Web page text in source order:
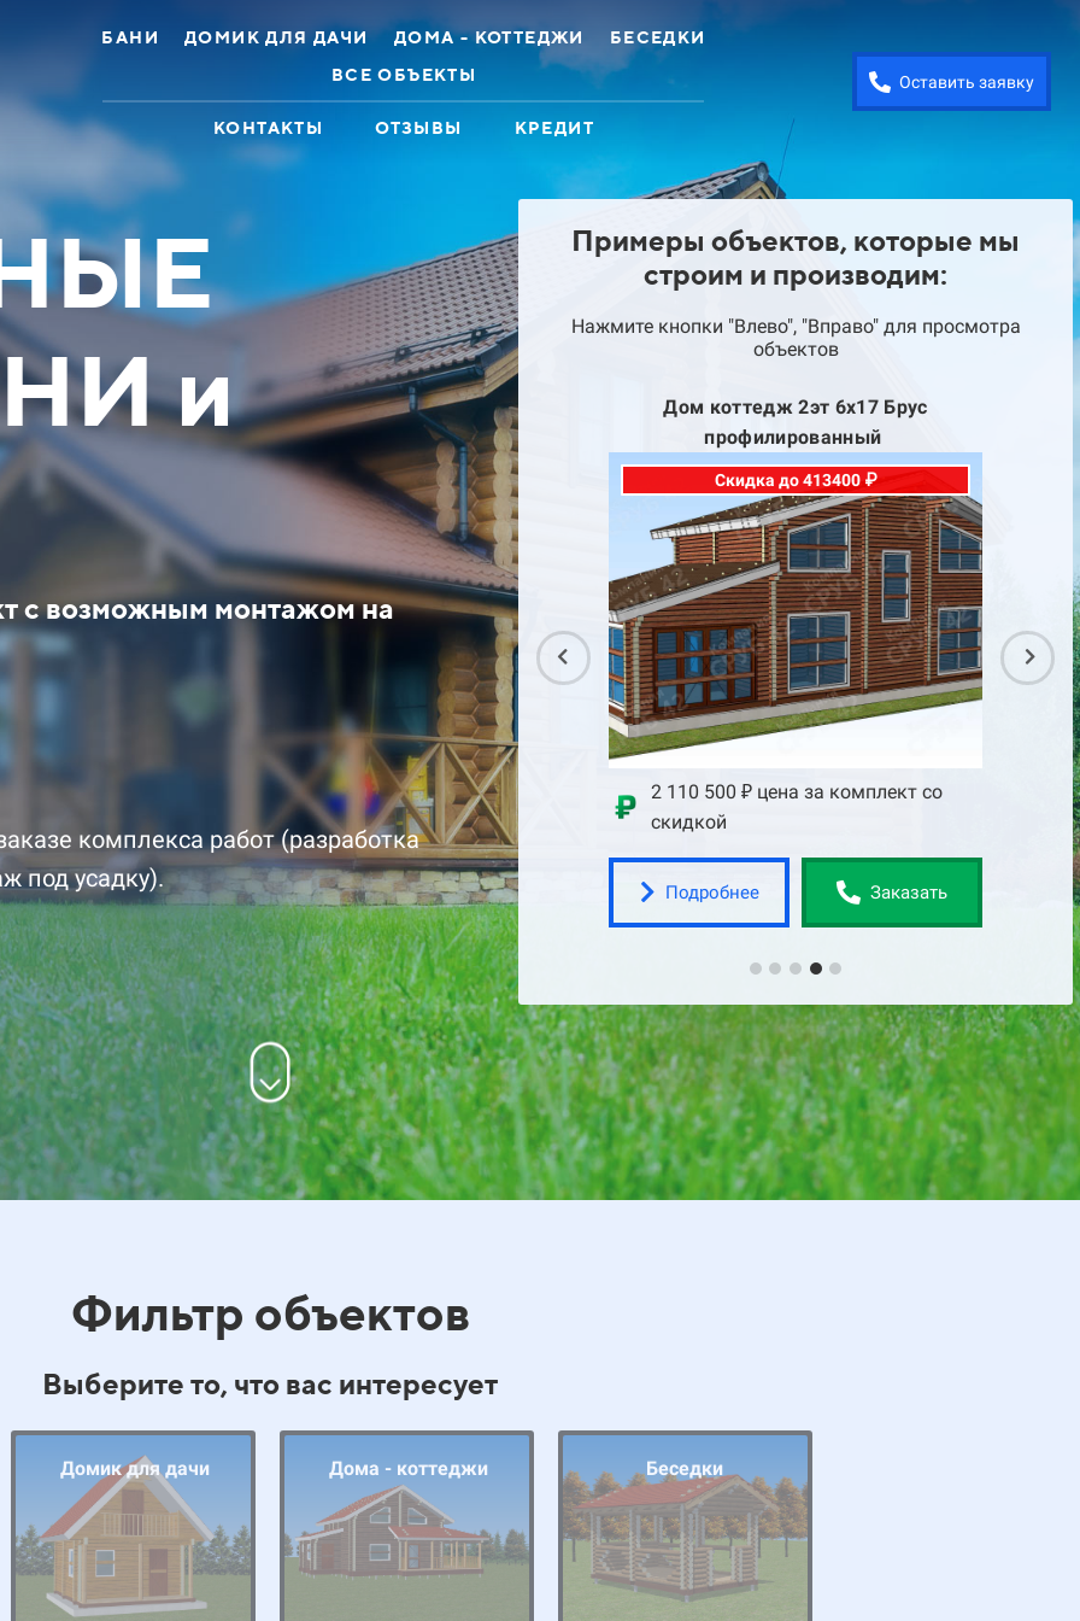
БАНИ ДОМИК ДЛЯ ДАЧИ ДОМА - КОТТЕДЖИ
БЕСЕДКИ
ВСЕ ОБЪЕКТЫ
КОНТАКТЫ ОТЗЫВЫ КРЕДИТ
Оставить заявку
и
с возможным монтажом на
комплекса работ (разработка
под усадку).
Примеры объектов, которые мы
строим и производим:
Нажмите кнопки "Влево", "Вправо" для просмотра
объектов
2эт 8х12 Брус
448100 ₽
за комплект со
Заказать
Дом коттедж 11х13
Оцилиндрованное бревно
Скидка до 329600 ₽
1 892 700 ₽ цена за комплект со
скидкой
Подробнее Заказать
Дом коттедж 2эт 6х17 Брус
профилированный
Скидка до 413400 ₽
2 110 500 ₽ цена за комплект со
скидкой
Подробнее Заказать
2
Фильтр объектов
Выберите то, что вас интересует
Домик для дачи Дома - коттеджи Беседки